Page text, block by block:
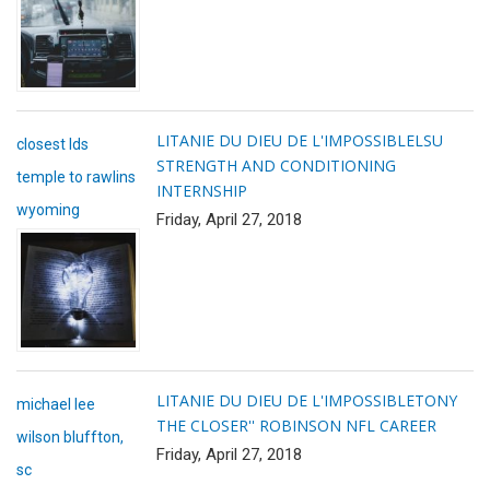
closest lds
temple to rawlins
wyoming
LITANIE DU DIEU DE L'IMPOSSIBLELSU
STRENGTH AND CONDITIONING
INTERNSHIP
Friday, April 27, 2018
michael lee
wilson bluffton,
sc
LITANIE DU DIEU DE L'IMPOSSIBLETONY
THE CLOSER'' ROBINSON NFL CAREER
Friday, April 27, 2018